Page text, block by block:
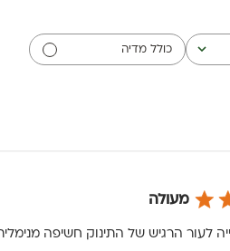
כולל מדיה
מעולה
לעור הרגיש של התינוק חשיפה